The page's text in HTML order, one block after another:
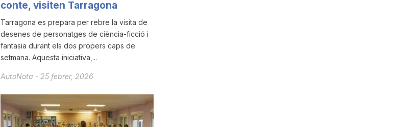
conte, visiten Tarragona
Tarragona es prepara per rebre la visita de
desenes de personatges de ciència-ficció i
fantasia durant els dos propers caps de
setmana. Aquesta iniciativa,...
AutoNota - 25 febrer, 2026